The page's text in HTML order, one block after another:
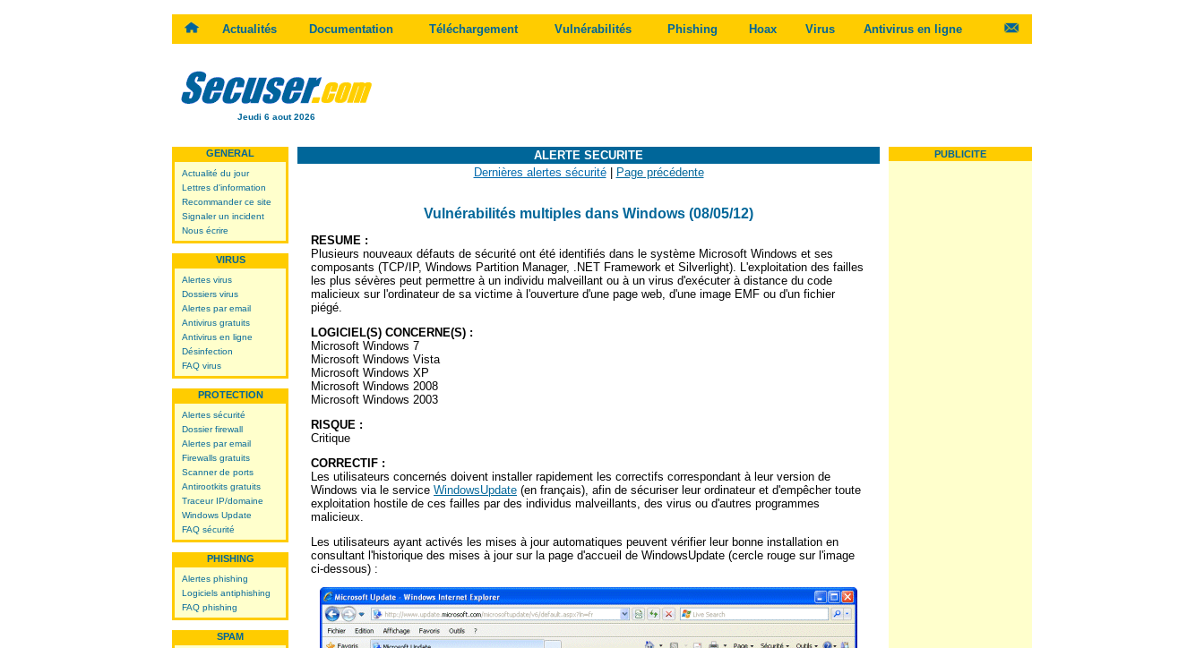
Actualités Documentation Téléchargement Vulnérabilités Phishing Hoax Virus Antivirus en ligne
Jeudi 6 aout 2026
GENERAL
Actualité du jour
Lettres d'information
Recommander ce site
Signaler un incident
Nous écrire
VIRUS
Alertes virus
Dossiers virus
Alertes par email
Antivirus gratuits
Antivirus en ligne
Désinfection
FAQ virus
PROTECTION
Alertes sécurité
Dossier firewall
Alertes par email
Firewalls gratuits
Scanner de ports
Antirootkits gratuits
Traceur IP/domaine
Windows Update
FAQ sécurité
PHISHING
Alertes phishing
Logiciels antiphishing
FAQ phishing
SPAM
ALERTE SECURITE
Dernières alertes sécurité| Page précédente
Vulnérabilités multiples dans Windows (08/05/12)
RESUME :
Plusieurs nouveaux défauts de sécurité ont été identifiés dans le système Microsoft Windows et ses
composants (TCP/IP, Windows Partition Manager, .NET Framework et Silverlight). L'exploitation des failles
les plus sévères peut permettre à un individu malveillant ou à un virus d'exécuter à distance du code
malicieux sur l'ordinateur de sa victime à l'ouverture d'une page web, d'une image EMF ou d'un fichier
piégé.
LOGICIEL(S) CONCERNE(S) :
Microsoft Windows 7
Microsoft Windows Vista
Microsoft Windows XP
Microsoft Windows 2008
Microsoft Windows 2003
RISQUE :
Critique
CORRECTIF :
Les utilisateurs concernés doivent installer rapidement les correctifs correspondant à leur version de
Windows via le service WindowsUpdate (en français), afin de sécuriser leur ordinateur et d'empêcher toute
exploitation hostile de ces failles par des individus malveillants, des virus ou d'autres programmes
malicieux.
Les utilisateurs ayant activés les mises à jour automatiques peuvent vérifier leur bonne installation en
consultant l'historique des mises à jour sur la page d'accueil de WindowsUpdate (cercle rouge sur l'image
ci-dessous) :
PUBLICITE